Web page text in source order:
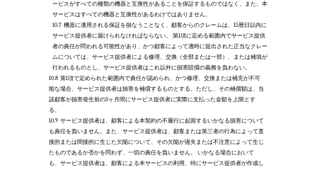
ービスがすべての種類の機器と互換性があることを保証するものではなく、また、本
サービスはすべての機器と互換性があるわけではありません。
10.7 機器に適用される保証を損なうことなく、顧客からのクレームは、15暦日以内に
サービス提供者に届けられなければならない。 第1項に定める範囲内でサービス提供
者の責任が問われる可能性があり、かつ顧客によって適時に提出された正当なクレー
ムについては、サービス提供者による修理、交換（全部または一部）、または補填が
行われるものとし、サービス提供者はこれ以外に損害賠償の義務を負わない。
10.8 第1項で定められた範囲内で責任が認められ、かつ修理、交換または補充が不可
能な場合、サービス提供者は損害を補償するものとする。ただし、その補償額は、当
該顧客が損害発生前の3ヶ月間にサービス提供者に実際に支払った金額を上限とす
る。
10.9 サービス提供者は、顧客による本契約の不履行に起因するいかなる損害について
も責任を負いません。また、サービス提供者は、顧客または第三者の行為によって直
接的または間接的に生じた欠陥について、その欠陥が過失または不注意によって生じ
たものであるか否かを問わず、一切の責任を負いません。 いかなる場合において
も、サービス提供者は、顧客による本サービスの利用、特にサービス提供者が作成し